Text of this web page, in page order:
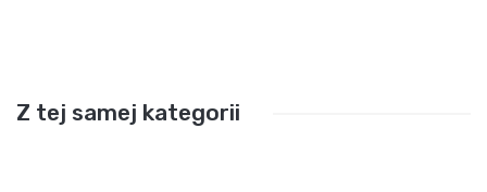
Z tej samej kategorii